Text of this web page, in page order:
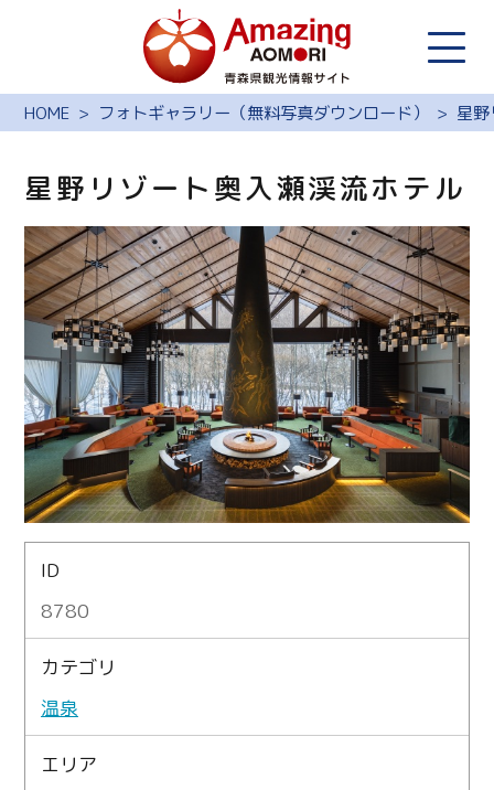
HOME フォトギャラリー（無料写真ダウンロード） 星
星野リゾート奥入瀬渓流ホテル
ID
8780
カテゴリ
温泉
エリア